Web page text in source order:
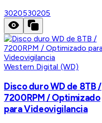
3020530205
Western Digital (WD)
Disco duro WD de 8TB /
7200RPM / Optimizado
para Videovigilancia